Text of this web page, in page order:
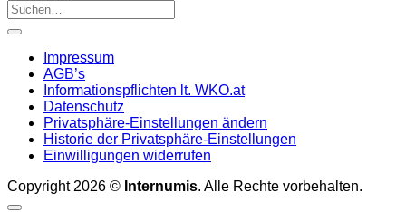
Impressum
AGB’s
Informationspflichten lt. WKO.at
Datenschutz
Privatsphäre-Einstellungen ändern
Historie der Privatsphäre-Einstellungen
Einwilligungen widerrufen
Copyright 2026 © Internumis. Alle Rechte vorbehalten.